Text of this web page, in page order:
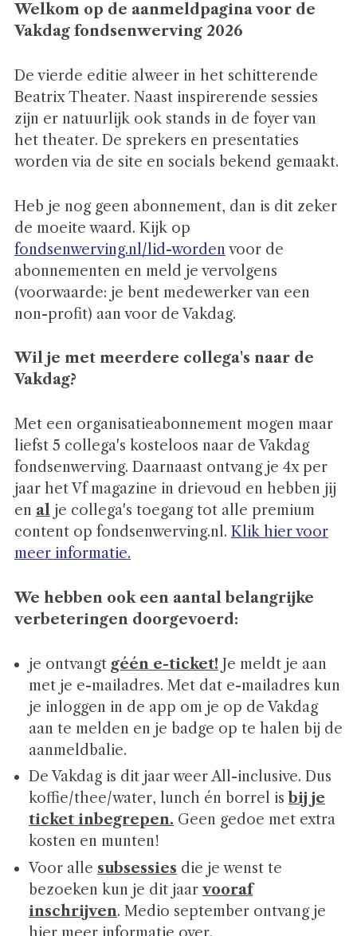
Welkom op de aanmeldpagina voor de
Vakdag fondsenwerving 2026
De vierde editie alweer in het schitterende
Beatrix Theater. Naast inspirerende sessies
zijn er natuurlijk ook stands in de foyer van
het theater. De sprekers en presentaties
worden via de site en socials bekend gemaakt.
Heb je nog geen abonnement, dan is dit zeker
de moeite waard. Kijk op
fondsenwerving.nl/lid-wordenvoor de
abonnementen en meld je vervolgens
(voorwaarde: je bent medewerker van een
non-profit) aan voor de Vakdag.
Wil je met meerdere collega's naar de
Vakdag?
Met een organisatieabonnement mogen maar
liefst 5 collega's kosteloos naar de Vakdag
fondsenwerving. Daarnaast ontvang je 4x per
jaar het Vf magazine in drievoud en hebben jij
en al je collega's toegang tot alle premium
content op fondsenwerving.nl. Klik hier voor
meer informatie.
We hebben ook een aantal belangrijke
verbeteringen doorgevoerd:
je ontvangt géén e-ticket! Je meldt je aan
met je e-mailadres. Met dat e-mailadres kun
je inloggen in de app om je op de Vakdag
aan te melden en je badge op te halen bij de
aanmeldbalie.
De Vakdag is dit jaar weer All-inclusive. Dus
koffie/thee/water, lunch én borrel is bij je
ticket inbegrepen. Geen gedoe met extra
kosten en munten!
Voor alle subsessies die je wenst te
bezoeken kun je dit jaar vooraf
inschrijven. Medio september ontvang je